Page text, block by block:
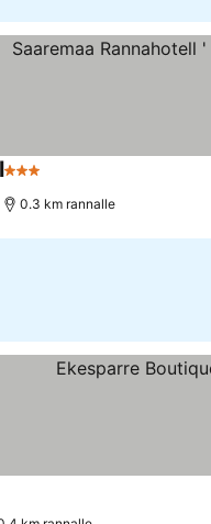
3 Tähtiluokitus
0.3 km rannalle